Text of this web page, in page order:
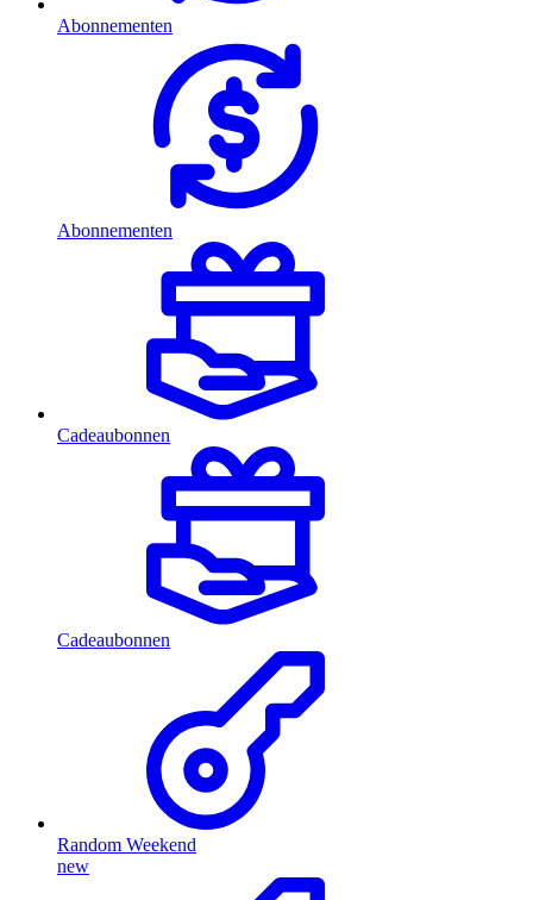
Abonnementen
Abonnementen
Cadeaubonnen
Cadeaubonnen
Random Weekend
new